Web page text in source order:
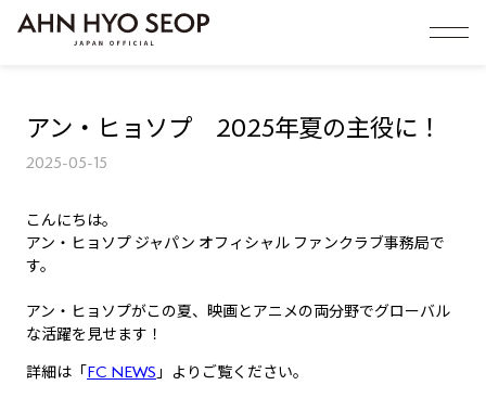
アン・ヒョソプ 2025年夏の主役に！
2025-05-15
こんにちは。
アン・ヒョソプ ジャパン オフィシャル ファンクラブ事務局で
す。
アン・ヒョソプがこの夏、映画とアニメの両分野でグローバル
な活躍を見せます！
詳細は「 FC NEWS 」よりご覧ください。